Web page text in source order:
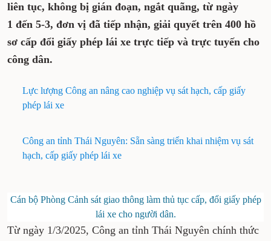
liên tục, không bị gián đoạn, ngắt quãng, từ ngày
1 đến 5-3, đơn vị đã tiếp nhận, giải quyết trên 400 hồ
sơ cấp đổi giấy phép lái xe trực tiếp và trực tuyến cho
công dân.
Lực lượng Công an nâng cao nghiệp vụ sát hạch, cấp giấy
phép lái xe
Công an tỉnh Thái Nguyên: Sẵn sàng triển khai nhiệm vụ sát
hạch, cấp giấy phép lái xe
Cán bộ Phòng Cảnh sát giao thông làm thủ tục cấp, đổi giấy phép
lái xe cho người dân.
Từ ngày 1/3/2025, Công an tỉnh Thái Nguyên chính thức